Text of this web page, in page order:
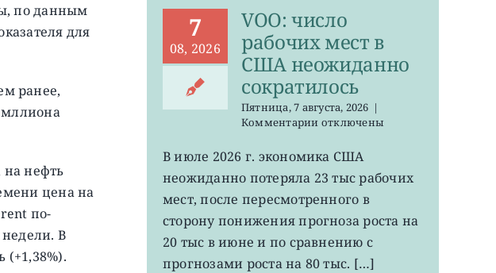
по данным
для
​​ранее,
мллиона
на нефть
цена на
по-
В
(+1,38%).
7
08, 2026
VOO: число
рабочих мест в
США неожиданно
сократилось
Пятница, 7 августа, 2026 |
Комментариик
VOO:
рабочих
мест
США
неожиданно
сократилось
отключены
В июле 2026 г. экономика США
неожиданно потеряла 23 тыс рабочих
мест, после пересмотренного в
сторону понижения прогноза роста на
20 тыс в июне и по сравнению с
прогнозами роста на 80 тыс. […]